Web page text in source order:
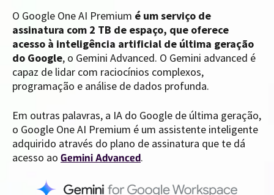
O Google One AI Premium é um serviço de
assinatura com 2 TB de espaço, que oferece
acesso à inteligência artificial de última geração
do Google, o Gemini Advanced. O Gemini advanced é
capaz de lidar com raciocínios complexos,
programação e análise de dados profunda.
Em outras palavras, a IA do Google de última geração,
o Google One AI Premium é um assistente inteligente
adquirido através do plano de assinatura que te dá
acesso ao Gemini Advanced.